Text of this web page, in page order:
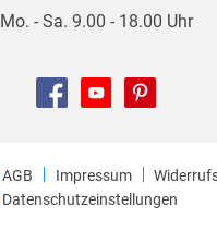
Mo. - Sa. 9.00 - 18.00 Uhr
AGB Impressum
Datenschutzeinstellungen